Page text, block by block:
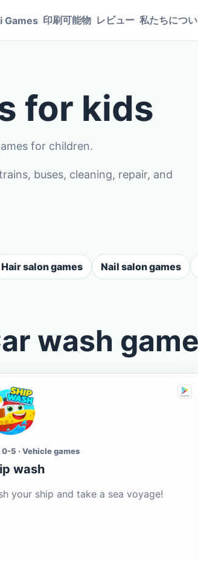
Games 印刷可能物 レビュー 私たちにつ
for kids
for children.
buses, cleaning, repair, and
Hair salon games Nail salon games
wash
0-5 · Vehicle games
wash
your ship and take a sea voyage!